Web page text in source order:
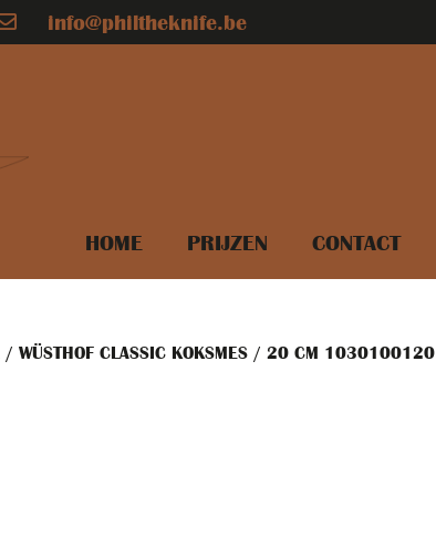
info@philtheknife.be
HOME PRIJZEN CONTACT
/ WÜSTHOF CLASSIC KOKSMES / 20 CM 1030100120